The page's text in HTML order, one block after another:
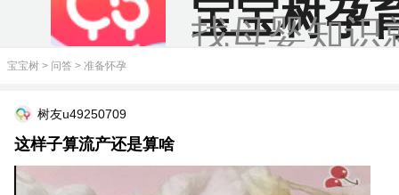
宝宝树孕
找母婴知识
宝宝树 > 问答 > 准备怀孕
树友u49250709
这样子算流产还是算啥